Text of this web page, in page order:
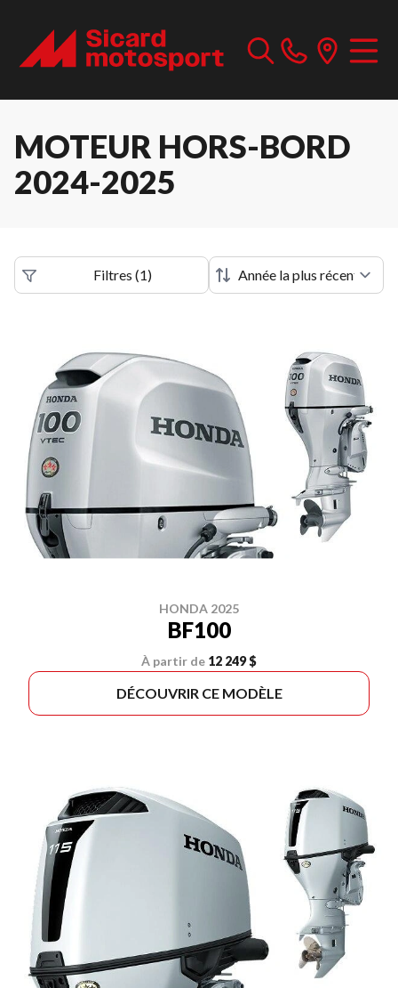
MOTEUR HORS-BORD
2024-2025
Filtres (1)
HONDA 2025
BF100
À partir de 12 249 $
DÉCOUVRIR CE MODÈLE